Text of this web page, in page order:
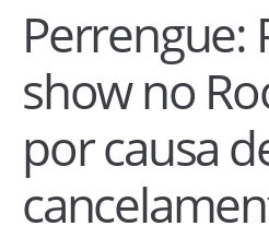
Perrengue:
show no
por causa